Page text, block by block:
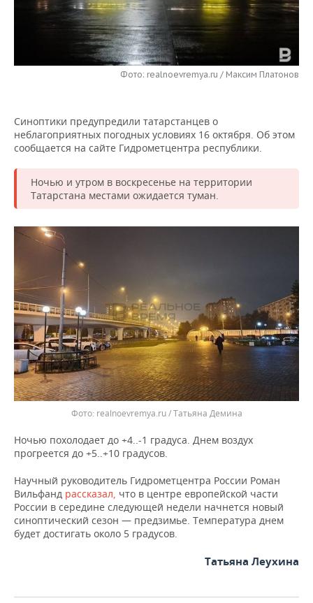
НЕФТЕХИМИЯ
ОПК
РОЗНИЧНАЯ ТОРГОВЛЯ
ТРАНСПОРТ
НОВОСТИ ТЕХНОЛОГИЙ
ТЕЛЕКОММУНИКАЦИИ
МЕРОПРИЯТИЯ
НОВОСТИ МЕРОПРИЯТИЙ
БИЗНЕС-БРАНЧИ
ONLINE-КОНФЕРЕНЦИИ
ОТКРЫТАЯ ЛЕКЦИЯ
ФУТБОЛ
ХОККЕЙ
БАСКЕТБОЛ
КИБЕРСПОРТ
ФИГУРНОЕ КАТАНИЕ
ВОДНЫЕ ВИДЫ СПОРТА
ХОККЕЙ С МЯЧОМ
НОВОСТИ ОБЩЕСТВА
ВЛАСТЬ
ИНФРАСТРУКТУРА
КУЛЬТУРА
МЕДИЦИНА
ОБРАЗОВАНИЕ
ПРОИСШЕСТВИЯ
ФОТОГАЛЕРЕЯ
СЮЖЕТЫ
СПРАВОЧНИК
СПИСОК КОМПАНИЙ
Фото: realnoevremya.ru / Максим Платонов
Синоптики предупредили татарстанцев о
неблагоприятных погодных условиях 16 октября. Об этом
сообщается на сайте Гидрометцентра республики.
Ночью и утром в воскресенье на территории
Татарстана местами ожидается туман.
Фото: realnoevremya.ru / Татьяна Демина
Ночью похолодает до +4..-1 градуса. Днем воздух
прогреется до +5..+10 градусов.
Научный руководитель Гидрометцентра России Роман
Вильфанд рассказал, что в центре европейской части
России в середине следующей недели начнется новый
синоптический сезон — предзимье. Температура днем
будет достигать около 5 градусов.
Татьяна Леухина